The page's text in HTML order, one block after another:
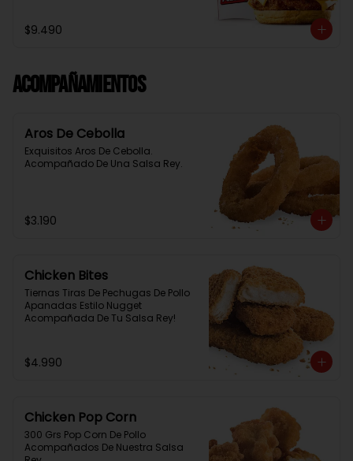
$9.490
Acompañamientos
Aros De Cebolla
Exquisitos Aros De Cebolla.
Acompañado De Una Salsa Rey.
$3.190
Chicken Bites
Tiernas Tiras De Pechugas De Pollo
Apanadas Estilo Nugget
Acompañada De Tu Salsa Rey!
$4.990
Chicken Pop Corn
300 Grs Pop Corn De Pollo
Acompañados De Nuestra Salsa